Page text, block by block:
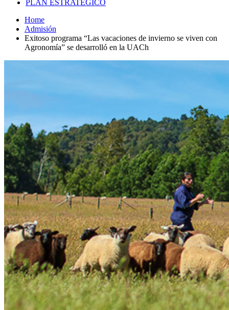
PLAN ESTRATÉGICO
Home
Admisión
Exitoso programa “Las vacaciones de invierno se viven con
Agronomía” se desarrolló en la UACh